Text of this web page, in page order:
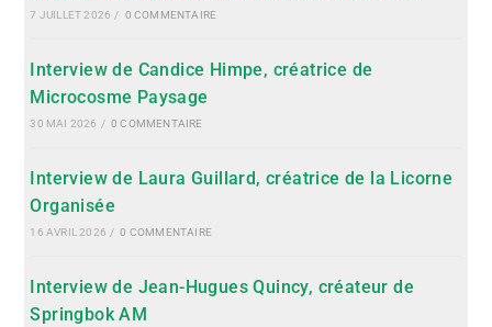
7 JUILLET 2026 / 0 COMMENTAIRE
Interview de Candice Himpe, créatrice de
Microcosme Paysage
30 MAI 2026 / 0 COMMENTAIRE
Interview de Laura Guillard, créatrice de la Licorne
Organisée
16 AVRIL 2026 / 0 COMMENTAIRE
Interview de Jean-Hugues Quincy, créateur de
Springbok AM